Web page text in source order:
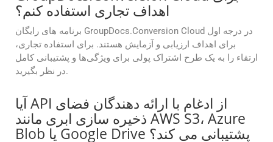
اهداف تجاری استفاده کنم؟
برنامه های رایگان GroupDocs.Conversion Cloud در درجه اول
برای اهداف ارزیابی و آزمایش هستند. برای استفاده تجاری،
ارتقاء را به یک طرح اشتراک پولی برای ویژگی‌ها و پشتیبانی کامل
در نظر بگیرید.
آیا API از ادغام با ارائه دهندگان فضای
ذخیره سازی ابری مانند AWS S3، Azure
Blob یا Google Drive پشتیبانی می کند؟